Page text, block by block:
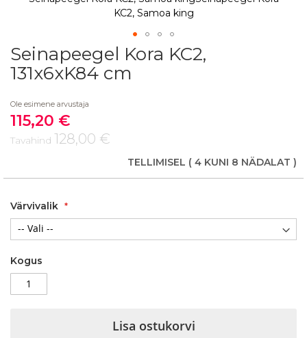
KC2, Samoa king
Skip
to
the
of
the
images
gallery
Seinapeegel Kora KC2,
131x6xK84 cm
Ole esimene arvustaja
Soodushind
115,20 €
Tavahind 128,00 €
TELLIMISEL ( 4 KUNI 8 NÄDALAT )
Värvivalik
Kogus
Lisa ostukorvi